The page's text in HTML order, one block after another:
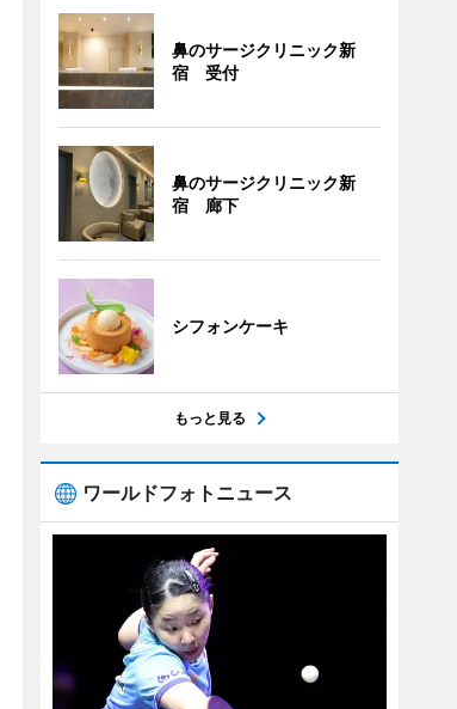
鼻のサージクリニック新
宿 受付
鼻のサージクリニック新
宿 廊下
シフォンケーキ
もっと見る
ワールドフォトニュース